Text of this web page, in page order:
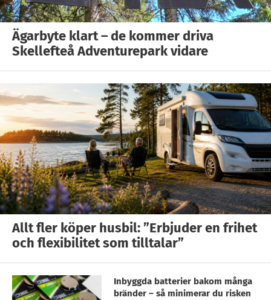
Ägarbyte klart – de kommer driva
Skellefteå Adventurepark vidare
Allt fler köper husbil: ”Erbjuder en frihet
och flexibilitet som tilltalar”
Inbyggda batterier bakom många
bränder – så minimerar du risken